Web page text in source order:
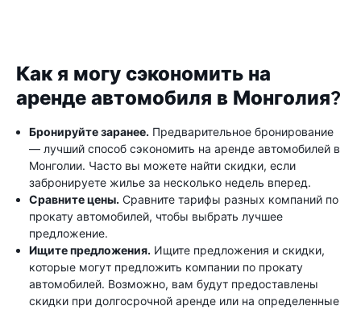
Как я могу сэкономить на
аренде автомобиля в Монголия?
Бронируйте заранее. Предварительное бронирование
— лучший способ сэкономить на аренде автомобилей в
Монголии. Часто вы можете найти скидки, если
забронируете жилье за ​​несколько недель вперед.
Сравните цены. Сравните тарифы разных компаний по
прокату автомобилей, чтобы выбрать лучшее
предложение.
Ищите предложения. Ищите предложения и скидки,
которые могут предложить компании по прокату
автомобилей. Возможно, вам будут предоставлены
скидки при долгосрочной аренде или на определенные